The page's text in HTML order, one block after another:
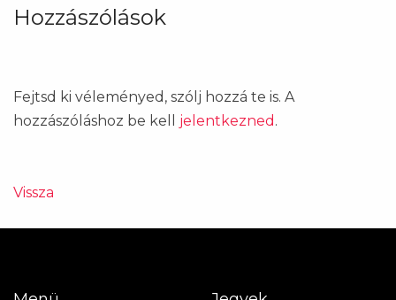
Hozzászólások
Fejtsd ki véleményed, szólj hozzá te is. A
hozzászóláshoz be kell jelentkezned .
Vissza